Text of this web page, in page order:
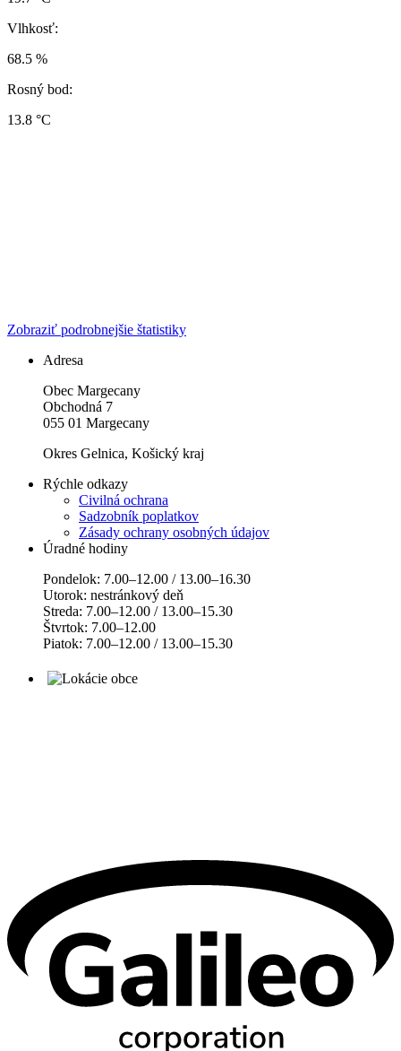
Vlhkosť:
68.5 %
Rosný bod:
13.8 °C
Zobraziť podrobnejšie štatistiky
Adresa
Obec Margecany
Obchodná 7
055 01 Margecany
Okres Gelnica, Košický kraj
Rýchle odkazy
Civilná ochrana
Sadzobník poplatkov
Zásady ochrany osobných údajov
Úradné hodiny
Pondelok: 7.00–12.00 / 13.00–16.30
Utorok: nestránkový deň
Streda: 7.00–12.00 / 13.00–15.30
Štvrtok: 7.00–12.00
Piatok: 7.00–12.00 / 13.00–15.30